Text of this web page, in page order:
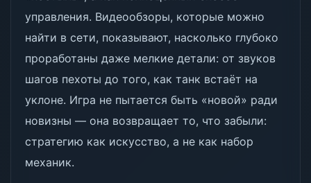
управления. Видеообзоры, которые можно
найти в сети, показывают, насколько глубоко
проработаны даже мелкие детали: от звуков
шагов пехоты до того, как танк встаёт на
уклоне. Игра не пытается быть «новой» ради
новизны — она возвращает то, что забыли:
стратегию как искусство, а не как набор
механик.